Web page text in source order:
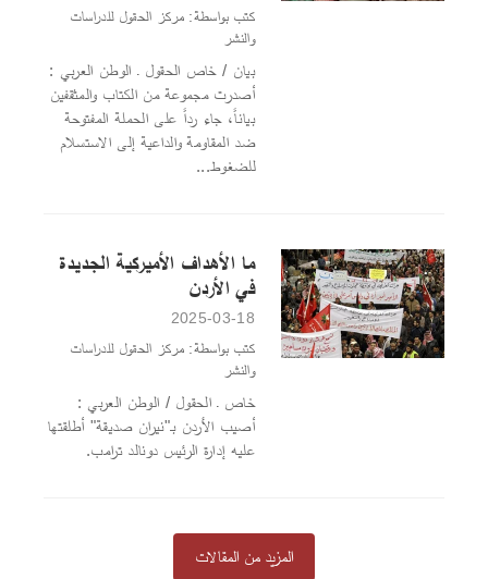
كتب بواسطة: مركز الحقول للدراسات
والنشر
بيان / خاص الحقول ـ الوطن العربي :
أصدرت مجموعة من الكتاب والمثقفين
بياناً، جاء رداً على الحملة المفتوحة
ضد المقاومة والداعية إلى الاستسلام
للضغوط...
ما الأهداف الأميركية الجديدة
في الأردن
2025-03-18
كتب بواسطة: مركز الحقول للدراسات
والنشر
خاص ـ الحقول / الوطن العربي :
أصيب الأردن بـ"نيران صديقة" أطلقتها
عليه إدارة الرئيس دونالد ترامب.
المزيد من المقالات